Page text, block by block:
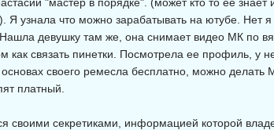
Я узнала что можно зарабатывать на ютубе.
девушку там же, она снимает видео МК по
как связать пинетки. Посмотрела ее профиль, у
своего ремесла бесплатно, можно
платный.
своими секретиками, информацией которой